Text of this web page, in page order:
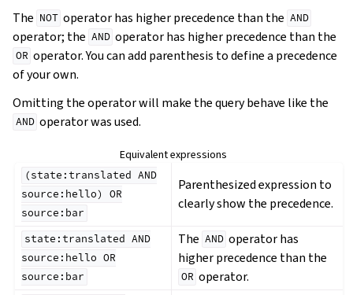
The NOT operator has higher precedence than the AND
operator; the AND operator has higher precedence than the
OR operator. You can add parenthesis to define a precedence
of your own.
Omitting the operator will make the query behave like the
AND operator was used.
Equivalent expressions
(state:translated AND
source:hello)
OR
source:bar
Parenthesized expression to
clearly show the precedence.
state:translated AND
source:hello OR
source:bar
The AND operator has
higher precedence than the
OR operator.